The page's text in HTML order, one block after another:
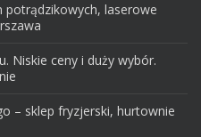
potrądzikowych, laserowe
Niskie ceny i duży wybór.
– sklep fryzjerski, hurtownie